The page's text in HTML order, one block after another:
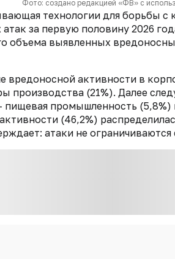
Фото: создано редакцией «ФВ» с
технологии для борьбы с
за первую половину 2026
объема выявленных
вредоносной активности в
производства (21%). Далее
пищевая промышленность
(46,2%)
атаки не